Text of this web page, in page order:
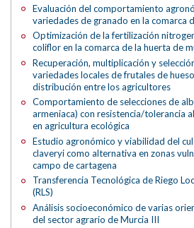
Evaluación del comportamiento
variedades de granado en la comarca
Optimización de la fertilización
coliflor en la comarca de la huerta de
Recuperación, multiplicación y
variedades locales de frutales de
distribución entre los agricultores
Comportamiento de selecciones de
armeniaca) con resistencia/tolerancia
en agricultura ecológica
Estudio agronómico y viabilidad del
claveryi como alternativa en zonas
campo de cartagena
Transferencia Tecnológica de Riego
(RLS)
Análisis socioeconómico de varias
del sector agrario de Murcia III